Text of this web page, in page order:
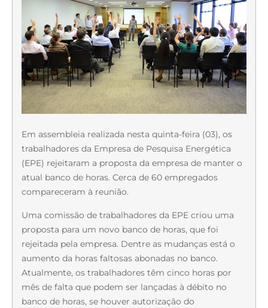
Em assembleia realizada nesta quinta-feira (03), os
trabalhadores da Empresa de Pesquisa Energética
(EPE) rejeitaram a proposta da empresa de manter o
atual banco de horas. Cerca de 60 empregados
compareceram à reunião.
Uma comissão de trabalhadores da EPE criou uma
proposta para um novo banco de horas, que foi
rejeitada pela empresa. Dentre as mudanças está o
aumento da horas faltosas abonadas no banco.
Atualmente, os trabalhadores têm cinco horas por
mês de falta que podem ser lançadas à débito no
banco de horas, se houver autorização do